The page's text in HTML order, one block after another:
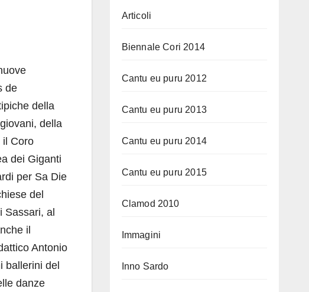
de
della
della
il Coro
dei Giganti
per Sa Die
del
Sassari, al
il
Antonio
ballerini del
danze
Articoli
Biennale Cori 2014
Cantu eu puru 2012
Cantu eu puru 2013
Cantu eu puru 2014
Cantu eu puru 2015
Clamod 2010
Immagini
Inno Sardo